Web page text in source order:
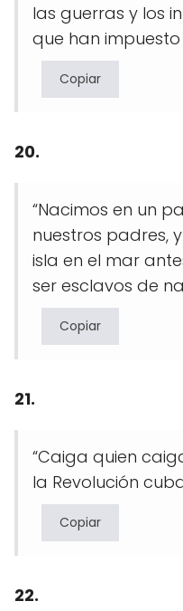
las guerras y los
que han
Copiar
20.
“Nacimos en un
nuestros padres,
isla en el mar
ser esclavos de
Copiar
21.
“Caiga quien
la Revolución
Copiar
22.